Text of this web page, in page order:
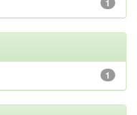
1
1